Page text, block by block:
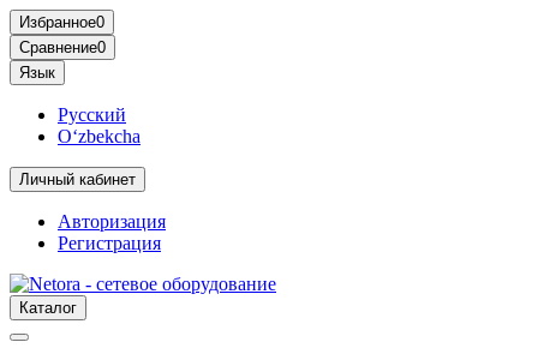
Избранное0
Сравнение0
Язык
Русский
O‘zbekcha
Личный кабинет
Авторизация
Регистрация
Каталог